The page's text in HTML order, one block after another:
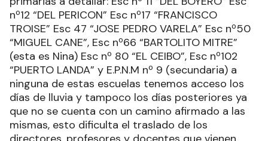
nº12 “DEL PERICON” Esc nº17 “FRANCISCO
TROISE” Esc 47 “JOSE PEDRO VARELA” Esc nº50
“MIGUEL CANE”, Esc nº66 “BARTOLITO MITRE”
(esta es Nina) Esc nº 80 “EL CEIBO”, Esc nº102
“PUERTO LANDA” y E.P.N.M nº 9 (secundaria) a
ninguna de estas escuelas tenemos acceso los
días de lluvia y tampoco los días posteriores ya
que no se cuenta con un camino afirmado a las
mismas, esto dificulta el traslado de los